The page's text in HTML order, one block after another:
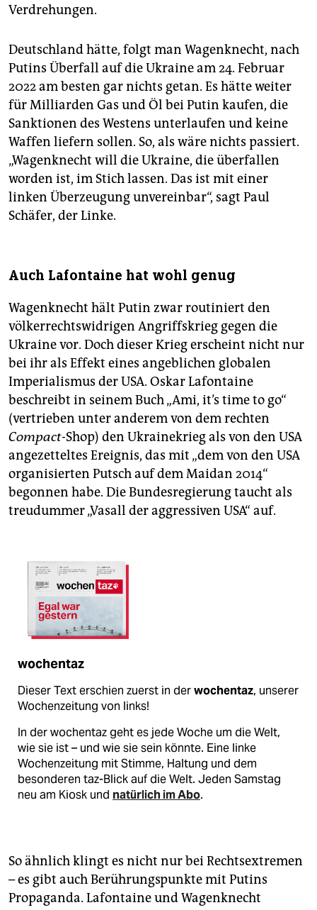
Verdrehungen.
Deutschland hätte, folgt man Wagenknecht, nach
Putins Überfall auf die Ukraine am 24. Februar
2022 am besten gar nichts getan. Es hätte weiter
für Milliarden Gas und Öl bei Putin kaufen, die
Sanktionen des Westens unterlaufen und keine
Waffen liefern sollen. So, als wäre nichts passiert.
„Wagenknecht will die Ukraine, die überfallen
worden ist, im Stich lassen. Das ist mit einer
linken Überzeugung unvereinbar“, sagt Paul
Schäfer, der Linke.
Auch Lafontaine hat wohl genug
Wagenknecht hält Putin zwar routiniert den
völkerrechtswidrigen Angriffskrieg gegen die
Ukraine vor. Doch dieser Krieg erscheint nicht nur
bei ihr als Effekt eines angeblichen globalen
Imperialismus der USA. Oskar Lafontaine
beschreibt in seinem Buch „Ami, it’s time to go“
(vertrieben unter anderem von dem rechten
Compact-Shop) den Ukrainekrieg als von den USA
angezetteltes Ereignis, das mit „dem von den USA
organisierten Putsch auf dem Maidan 2014“
begonnen habe. Die Bundesregierung taucht als
treudummer „Vasall der aggressiven USA“ auf.
wochentaz
Dieser Text erschien zuerst in derwochentaz, unserer
Wochenzeitung von links!
In der wochentaz geht es jede Woche um die Welt,
wie sie ist – und wie sie sein könnte. Eine linke
Wochenzeitung mit Stimme, Haltung und dem
besonderen taz-Blick auf die Welt. Jeden Samstag
neu am Kiosk und natürlich im Abo.
So ähnlich klingt es nicht nur bei Rechtsextremen
– es gibt auch Berührungspunkte mit Putins
Propaganda. Lafontaine und Wagenknecht